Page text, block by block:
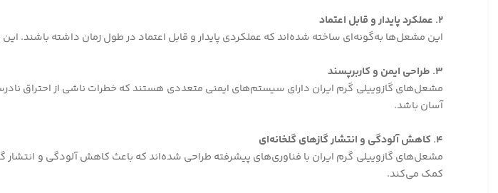
۲. عملکرد پایدار و قابل اعتماد
این مشعل‌ها به‌گونه‌ای ساخته شده‌اند که عملکردی پایدار و قابل اعتماد در طول زمان داشته باشند.
۳. طراحی ایمن و کاربرپسند
مشعل‌های گازوییلی گرم ایران دارای سیستم‌های ایمنی متعددی هستند که خطرات ناشی از احتراق
آسان باشد.
۴. کاهش آلودگی و انتشار گازهای گلخانه‌ای
مشعل‌های گازوییلی گرم ایران با فناوری‌های پیشرفته طراحی شده‌اند که باعث کاهش آلودگی و
کمک می‌کند.